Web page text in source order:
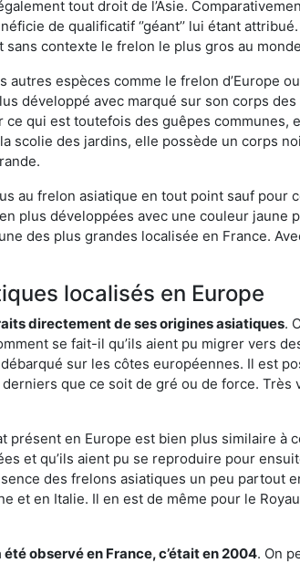
tout droit de l’Asie.
de qualificatif ‘’géant’’ lui étant
sans contexte le frelon le plus gros au
autres espèces comme le frelon d’Europe
développé avec marqué sur son corps
qui est toutefois des guêpes
scolie des jardins, elle possède un corps
au frelon asiatique en tout point sauf pour
plus développées avec une couleur
des plus grandes localisée en France.
localisés en Europe
directement de ses origines asiatiques.
se fait-il qu’ils aient pu migrer vers
sur les côtes européennes. Il est
que ce soit de gré ou de force.
en Europe est bien plus similaire à
et qu’ils aient pu se reproduire pour
des frelons asiatiques un peu partout
et en Italie. Il en est de même pour le
observé en France, c’était en 2004. On